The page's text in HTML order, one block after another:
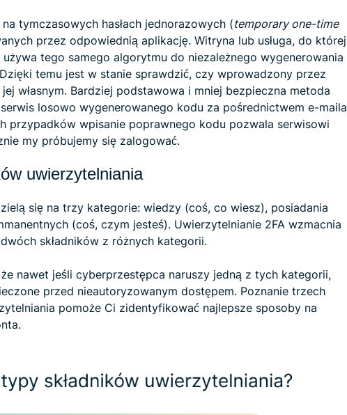
tymczasowych hasłach jednorazowych (temporary one-time
przez odpowiednią aplikację. Witryna lub usługa, do której
tego samego algorytmu do niezależnego wygenerowania
temu jest w stanie sprawdzić, czy wprowadzony przez
własnym. Bardziej podstawowa i mniej bezpieczna metoda
losowo wygenerowanego kodu za pośrednictwem e-maila
przypadków wpisanie poprawnego kodu pozwala serwisowi
my próbujemy się zalogować.
uwierzytelniania
się na trzy kategorie: wiedzy (coś, co wiesz), posiadania
(coś, czym jesteś). Uwierzytelnianie 2FA wzmacnia
składników z różnych kategorii.
nawet jeśli cyberprzestępca naruszy jedną z tych kategorii,
przed nieautoryzowanym dostępem. Poznanie trzech
pomoże Ci zidentyfikować najlepsze sposoby na